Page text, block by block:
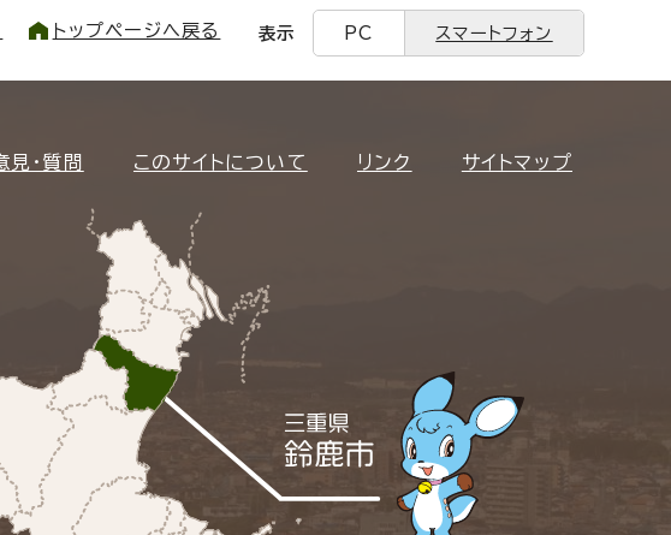
トップページへ戻る 表示 PC スマートフォン
・質問 このサイトについて リンク サイトマップ